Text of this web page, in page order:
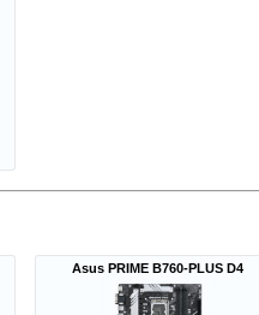
Asus PRIME B760-PLUS D4